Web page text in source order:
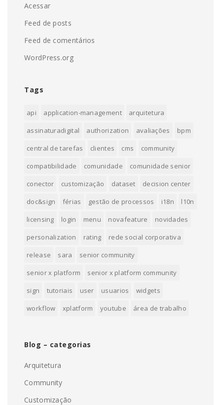
Acessar
Feed de posts
Feed de comentários
WordPress.org
Tags
api application-management
arquitetura
assinaturadigital
authorization avaliações
bpm
central de tarefas
clientes cms
community
compatibilidade
comunidade
comunidade senior
conector
customização dataset
decision center
doc&sign
férias gestão de processos i18n
l10n
licensing
login menu novafeature
novidades
personalization
rating
rede social corporativa
release
sara
senior community
senior x platform
senior x platform community
sign
tutoriais user usuarios
widgets
workflow
xplatform youtube área de trabalho
Blog – categorias
Arquitetura
Community
Customização